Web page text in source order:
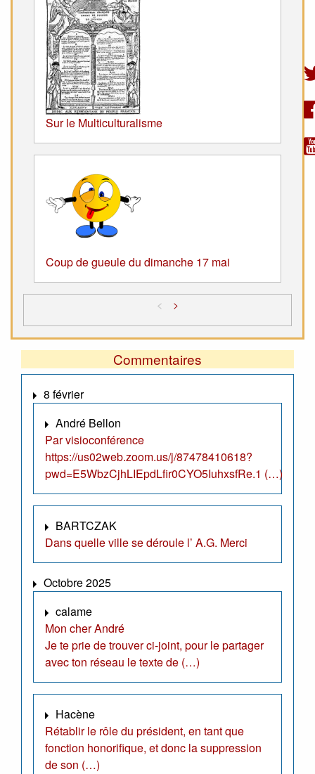
Sur le Multiculturalisme
Coup de gueule du dimanche 17 mai
< >
Commentaires
8 février
André Bellon
Par visioconférence
https://us02web.zoom.us/j/87478410618?
pwd=E5WbzCjhLIEpdLfir0CYO5IuhxsfRe.1 (…)
BARTCZAK
Dans quelle ville se déroule l’ A.G. Merci
Octobre 2025
calame
Mon cher André
Je te prie de trouver ci-joint, pour le partager
avec ton réseau le texte de (…)
Hacène
Rétablir le rôle du président, en tant que
fonction honorifique, et donc la suppression
de son (…)